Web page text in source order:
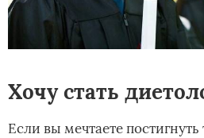
Хочу стать
Если вы мечтаете